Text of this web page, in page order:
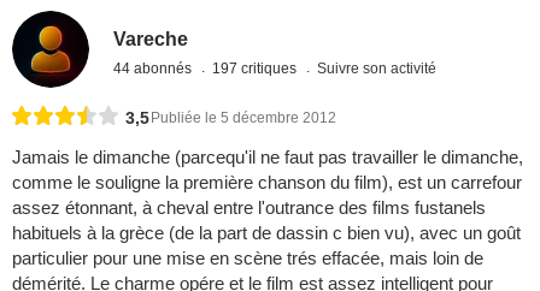
Vareche
44 abonnés 197 critiques Suivre son activité
3,5 Publiée le 5 décembre 2012
Jamais le dimanche (parcequ'il ne faut pas travailler le dimanche,
comme le souligne la première chanson du film), est un carrefour
assez étonnant, à cheval entre l'outrance des films fustanels
habituels à la grèce (de la part de dassin c bien vu), avec un goût
particulier pour une mise en scène trés effacée, mais loin de
démérité. Le charme opére et le film est assez intelligent pour